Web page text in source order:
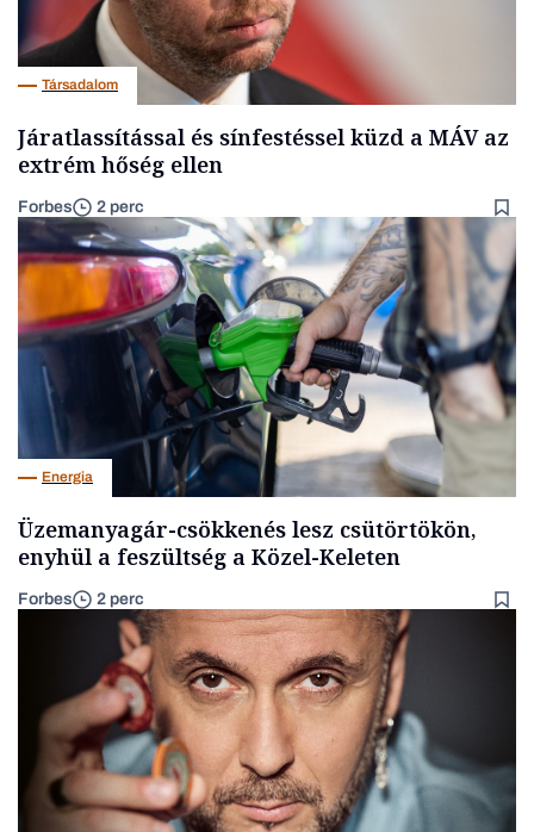
Társadalom
Járatlassítással és sínfestéssel küzd a MÁV az
extrém hőség ellen
Forbes 2 perc
Energia
Üzemanyagár-csökkenés lesz csütörtökön,
enyhül a feszültség a Közel-Keleten
Forbes 2 perc